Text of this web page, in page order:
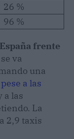
26 %
96 %
frente
va
una
pese a las
a las
La
2,9 taxis